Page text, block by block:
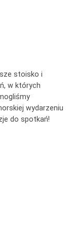
stoisko i
w których
wydarzeniu
do spotkań!